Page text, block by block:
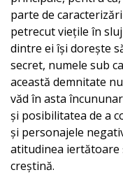
parte de
petrecut viețile în
dintre ei își dorește
secret, numele sub
această demnitate
văd în asta
și posibilitatea de a
și personajele
atitudinea iertătoare
creștină.